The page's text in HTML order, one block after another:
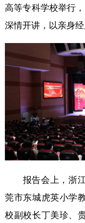
高等专科学校举行
深情开讲，以亲身经
报告会上，浙江
莞市东城虎英小学
校副校长丁美珍、